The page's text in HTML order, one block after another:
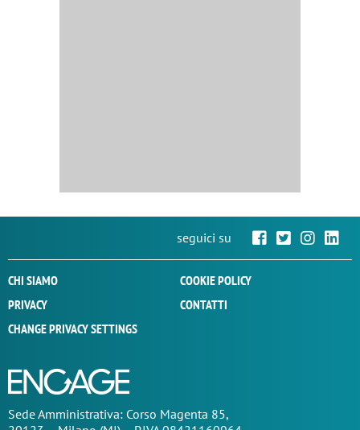
seguici su
CHI SIAMO
COOKIE POLICY
PRIVACY
CONTATTI
CHANGE PRIVACY SETTINGS
SedeAmministrativa: Corso Magenta 85,